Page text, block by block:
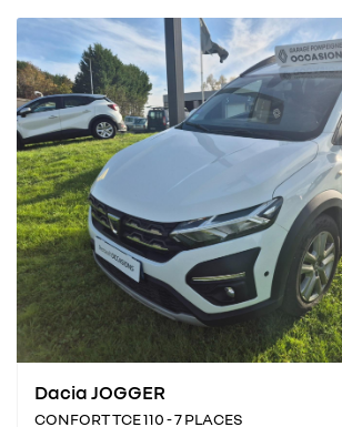
Dacia JOGGER
CONFORT TCE 110 - 7 PLACES